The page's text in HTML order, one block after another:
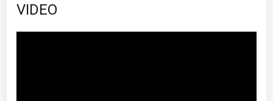
VIDEO